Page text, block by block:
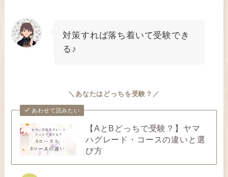
対策すれば落ち着いて受験でき
る♪
＼あなたはどっちを受験？／
あわせて読みたい
【AとBどっちで受験？】ヤマ
ハグレード・コースの違いと選
び方